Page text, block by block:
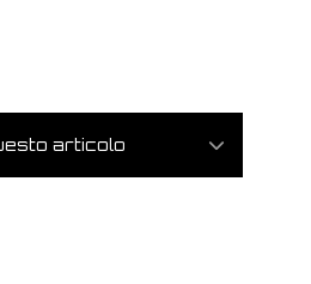
articolo